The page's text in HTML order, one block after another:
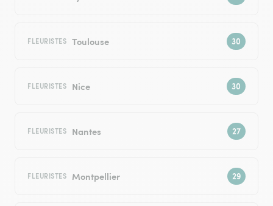
FLEURISTES Toulouse
FLEURISTES Nice
FLEURISTES Nantes
FLEURISTES Montpellier